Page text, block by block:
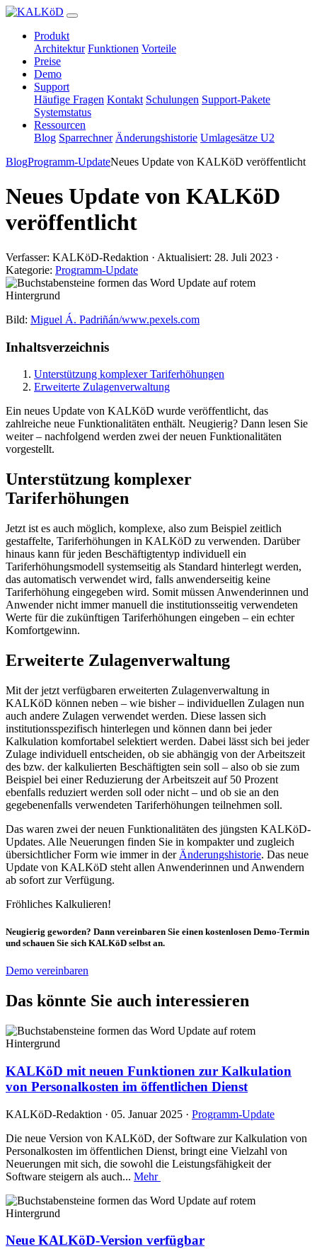
Produkt
Architektur Funktionen Vorteile
Preise
Demo
Support
Häufige Fragen Kontakt Schulungen Support-Pakete
Systemstatus
Ressourcen
Blog Sparrechner Änderungshistorie Umlagesätze U2
BlogProgramm-UpdateNeues Update von KALKöD veröffentlicht
Neues Update von KALKöD
veröffentlicht
Verfasser: KALKöD-Redaktion · Aktualisiert: 28. Juli 2023 ·
Kategorie: Programm-Update
Bild: Miguel Á. Padriñán/www.pexels.com
Inhaltsverzeichnis
Unterstützung komplexer Tariferhöhungen
Erweiterte Zulagenverwaltung
Ein neues Update von KALKöD wurde veröffentlicht, das
zahlreiche neue Funktionalitäten enthält. Neugierig? Dann lesen Sie
weiter – nachfolgend werden zwei der neuen Funktionalitäten
vorgestellt.
Unterstützung komplexer
Tariferhöhungen
Jetzt ist es auch möglich, komplexe, also zum Beispiel zeitlich
gestaffelte, Tariferhöhungen in KALKöD zu verwenden. Darüber
hinaus kann für jeden Beschäftigtentyp individuell ein
Tariferhöhungsmodell systemseitig als Standard hinterlegt werden,
das automatisch verwendet wird, falls anwenderseitig keine
Tariferhöhung eingegeben wird. Somit müssen Anwenderinnen und
Anwender nicht immer manuell die institutionsseitig verwendeten
Werte für die zukünftigen Tariferhöhungen eingeben – ein echter
Komfortgewinn.
Erweiterte Zulagenverwaltung
Mit der jetzt verfügbaren erweiterten Zulagenverwaltung in
KALKöD können neben – wie bisher – individuellen Zulagen nun
auch andere Zulagen verwendet werden. Diese lassen sich
institutionsspezifisch hinterlegen und können dann bei jeder
Kalkulation komfortabel selektiert werden. Dabei lässt sich bei jeder
Zulage individuell entscheiden, ob sie abhängig von der Arbeitszeit
des bzw. der kalkulierten Beschäftigten sein soll – also ob sie zum
Beispiel bei einer Reduzierung der Arbeitszeit auf 50 Prozent
ebenfalls reduziert werden soll oder nicht – und ob sie an den
gegebenenfalls verwendeten Tariferhöhungen teilnehmen soll.
Das waren zwei der neuen Funktionalitäten des jüngsten KALKöD-
Updates. Alle Neuerungen finden Sie in kompakter und zugleich
übersichtlicher Form wie immer in der Änderungshistorie. Das neue
Update von KALKöD steht allen Anwenderinnen und Anwendern
ab sofort zur Verfügung.
Fröhliches Kalkulieren!
Neugierig geworden? Dann vereinbaren Sie einen kostenlosen Demo-Termin
und schauen Sie sich KALKöD selbst an.
Demo vereinbaren
Das könnte Sie auch interessieren
KALKöD mit neuen Funktionen zur Kalkulation
von Personalkosten im öffentlichen Dienst
KALKöD-Redaktion · 05. Januar 2025 · Programm-Update
Die neue Version von KALKöD, der Software zur Kalkulation von
Personalkosten im öffentlichen Dienst, bringt eine Vielzahl von
Neuerungen mit sich, die sowohl die Leistungsfähigkeit der
Software steigern als auch... Mehr
Neue KALKöD-Version verfügbar